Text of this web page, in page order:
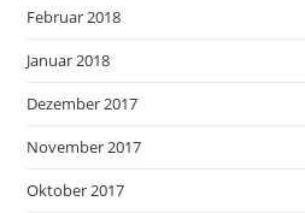
Februar 2018
Januar 2018
Dezember 2017
November 2017
Oktober 2017